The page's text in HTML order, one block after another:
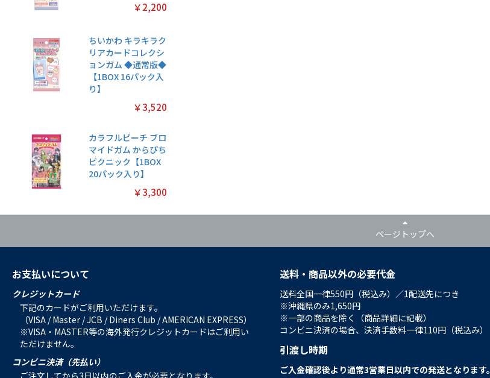
￥2,200
ちいかわ キラキラク
リアカードコレクシ
ョンガム ◆通常版◆
【1BOX 16パック入
り】
￥3,520
カラフルピーチ ブロ
マイドガム からぴち
ピクニック【1BOX
20パック入り】
￥3,300
ページトップへ
お支払いについて
クレジットカード
下記のカードがご利用いただけます。
（VISA / Master / JCB / Diners Club / AMERICAN EXPRESS）
※VISA・MASTER等の海外発行クレジットカードはご利用い
ただけません。
コンビニ決済（先払い）
ご注文してから3日以内のご入金が必要となります。
送料・商品以外の必要代金
送料全国一律550円（税込み）／1配送先につき
※沖縄県のみ1,650円
※一部の商品を除く（商品詳細に記載）
コンビニ決済の場合、決済手数料一律110円（税込み）
引渡し時期
ご入金確認後より通常3営業日以内での発送となります。